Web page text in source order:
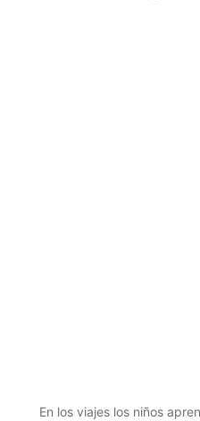
En los viajes los niños